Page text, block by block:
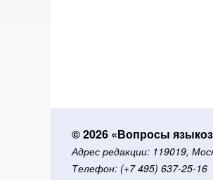
© 2026 «Вопросы
Адрес редакции: 119019,
Телефон: (+7 495) 637-25-16